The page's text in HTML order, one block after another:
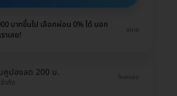
บาทขึ้นไป เลือกผ่อน 0% ได้ บอก
าเลย!
ขยาย
คูปองลด 200 บ.
ำกัด
โหลดเลย